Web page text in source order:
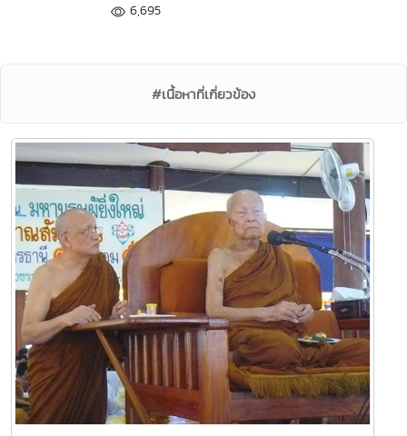
6,695
#เนื้อหาที่เกี่ยวข้อง